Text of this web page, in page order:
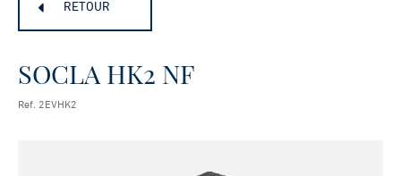
RETOUR
SOCLA HK2 NF
Ref. 2EVHK2